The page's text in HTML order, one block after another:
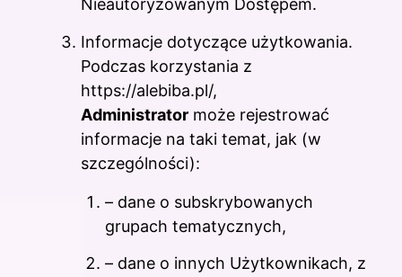
Nieautoryzowanym Dostępem.
Informacje dotyczące użytkowania.
Podczas korzystania z
https://alebiba.pl/,
Administrator może rejestrować
informacje na taki temat, jak (w
szczególności):
– dane o subskrybowanych
grupach tematycznych,
– dane o innych Użytkownikach, z